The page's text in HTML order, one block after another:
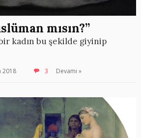
mısın?”
kadın bu şekilde giyinip
2018 3 Devamı »